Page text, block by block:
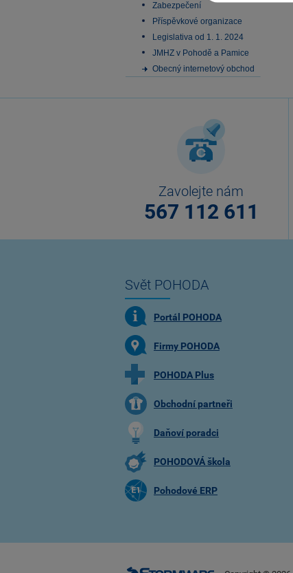
Zabezpečení
Příspěvkové organizace
Legislativa od 1. 1. 2024
JMHZ v Pohodě a Pamice
Obecný internetový obchod
Zavolejte nám
567 112 611
Svět POHODA
Portál POHODA
Firmy POHODA
POHODA Plus
Obchodní partneři
Daňoví poradci
POHODOVÁ škola
Pohodové ERP